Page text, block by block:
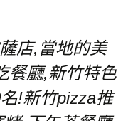
店,當地的美
餐廳,新竹特色
!新竹pizza推